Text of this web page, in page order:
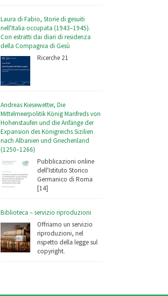
Laura di Fabio, Storie di gesuiti
nell'Italia occupata (1943–1945).
Con estratti dai diari di residenza
della Compagnia di Gesù
Ricerche 21
Andreas Kiesewetter, Die
Mittelmeerpolitik König Manfreds von
Hohenstaufen und die Anfänge der
Expansion des Königreichs Sizilien
nach Albanien und Griechenland
(1250–1266)
Pubblicazioni online
dell'Istituto Storico
Germanico di Roma
[14]
Biblioteca – servizio riproduzioni
Offriamo un servizio
riproduzioni, nel
rispetto della legge sul
copyright.